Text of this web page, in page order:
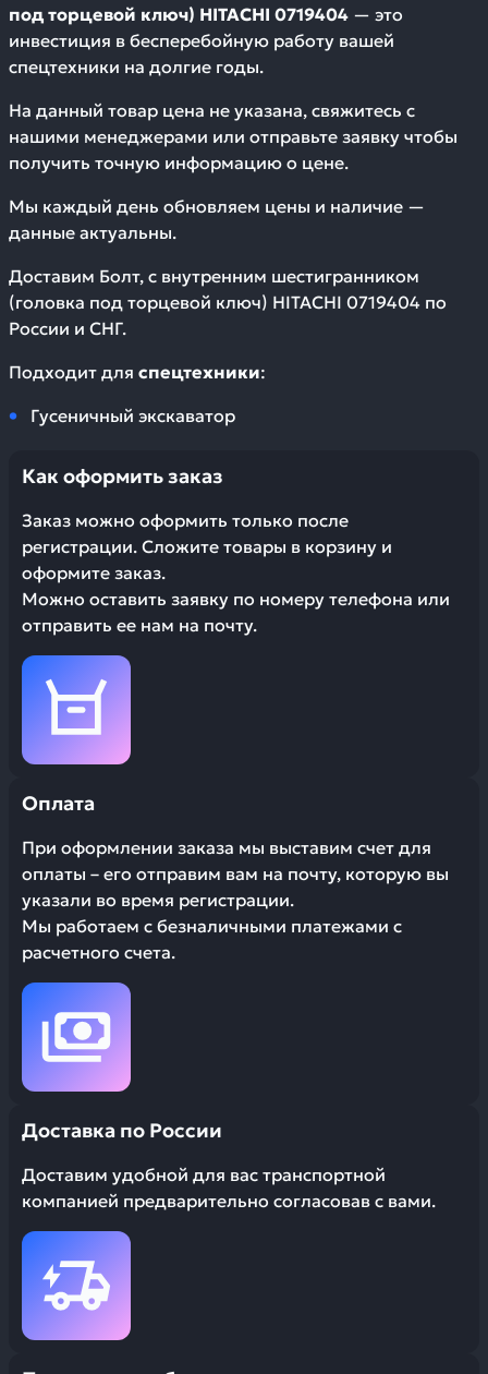
под торцевой ключ) HITACHI 0719404 — это
инвестиция в бесперебойную работу вашей
спецтехники на долгие годы.
На данный товар цена не указана, свяжитесь с
нашими менеджерами или отправьте заявку чтобы
получить точную информацию о цене.
Мы каждый день обновляем цены и наличие —
данные актуальны.
Доставим Болт, с внутренним шестигранником
(головка под торцевой ключ) HITACHI 0719404 по
России и СНГ.
Подходит для спецтехники:
Гусеничный экскаватор
Как оформить заказ
Заказ можно оформить только после
регистрации. Сложите товары в корзину и
оформите заказ.
Можно оставить заявку по номеру телефона или
отправить ее нам на почту.
Оплата
При оформлении заказа мы выставим счет для
оплаты – его отправим вам на почту, которую вы
указали во время регистрации.
Мы работаем с безналичными платежами с
расчетного счета.
Доставка по России
Доставим удобной для вас транспортной
компанией предварительно согласовав с вами.